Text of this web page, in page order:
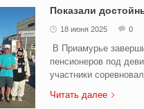
Показали
18 июня 2025 0
В Приамурье
пенсионеров под
участники
Читать далее